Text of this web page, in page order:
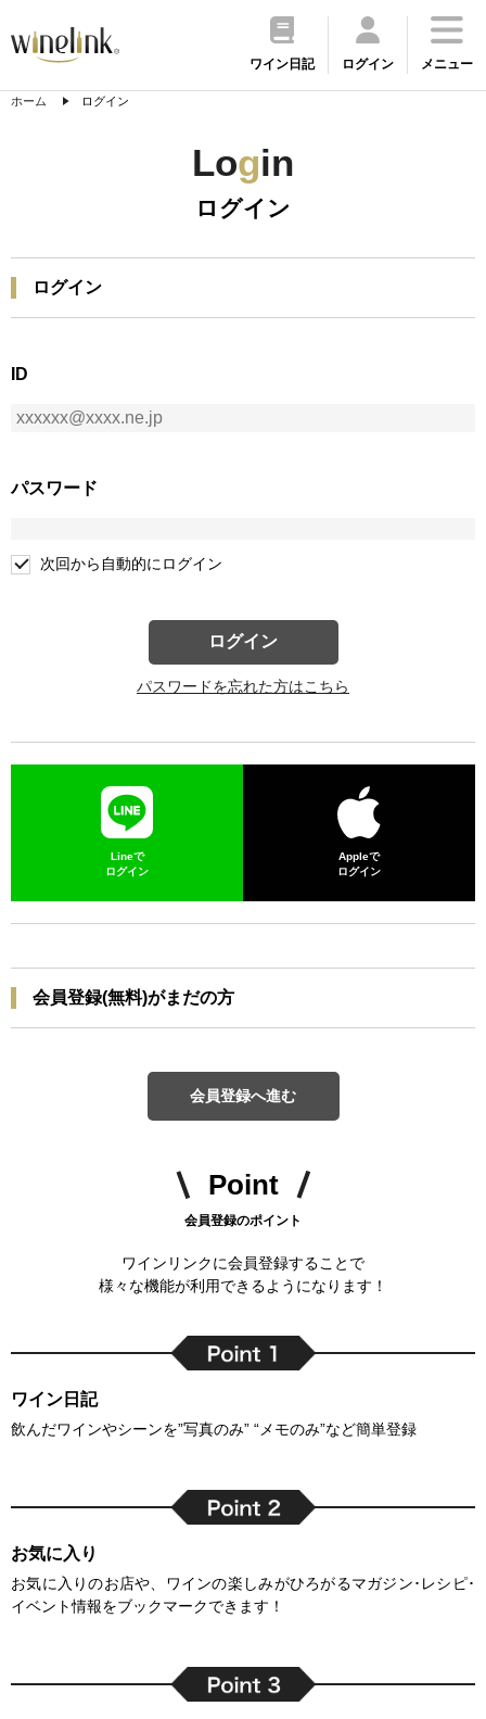
ワイン日記 ログイン メニュー
ホーム ログイン
Login
ログイン
ログイン
ID
パスワード
次回から自動的にログイン
ログイン
パスワードを忘れた方はこちら
Lineで
ログイン
Appleで
ログイン
会員登録(無料)がまだの方
会員登録へ進む
Point
会員登録のポイント
ワインリンクに会員登録することで
様々な機能が利用できるようになります！
ワイン日記
飲んだワインやシーンを”写真のみ” “メモのみ”など簡単登録
お気に入り
お気に入りのお店や、ワインの楽しみがひろがるマガジン･レシピ･
イベント情報をブックマークできます！